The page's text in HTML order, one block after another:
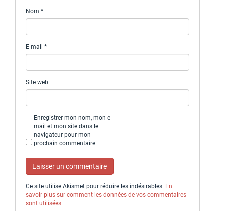
Nom *
E-mail *
Site web
Enregistrer mon nom, mon e-
mail et mon site dans le
navigateur pour mon
prochain commentaire.
Ce site utilise Akismet pour réduire les indésirables. En
savoir plus sur comment les données de vos commentaires
sont utilisées.